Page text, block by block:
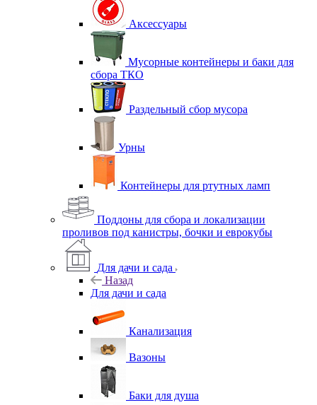
Аксессуары
Мусорные контейнеры и баки для
сбора ТКО
Раздельный сбор мусора
Урны
Контейнеры для ртутных ламп
Поддоны для сбора и локализации
проливов под канистры, бочки и еврокубы
Для дачи и сада
Назад
Для дачи и сада
Канализация
Вазоны
Баки для душа